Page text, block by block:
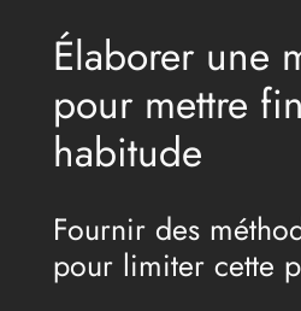
Élaborer une
pour mettre
habitude
Fournir des
pour limiter cette